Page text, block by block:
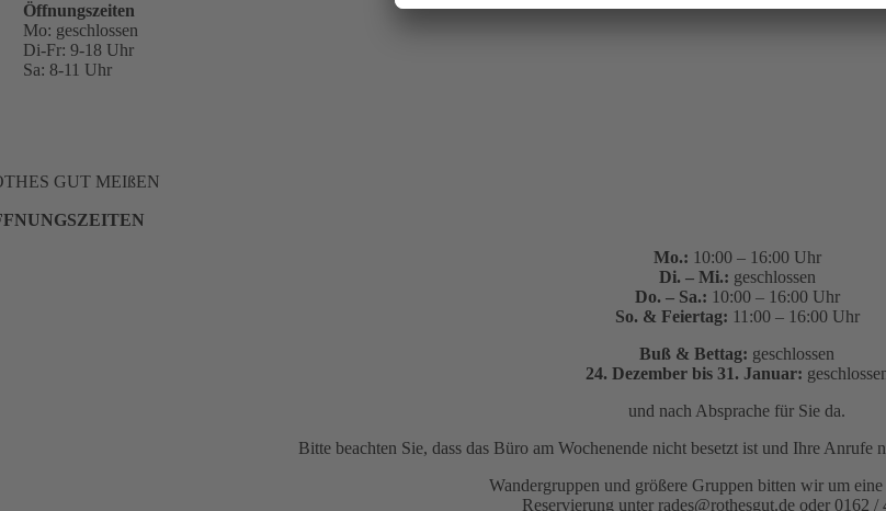
Öffnungszeiten
Mo: geschlossen
Di-Fr: 9-18 Uhr
Sa: 8-11 Uhr
GUT MEIßEN
Mo.: 10:00 – 16:00 Uhr
Di. – Mi.: geschlossen
Do. – Sa.: 10:00 – 16:00 Uhr
So. & Feiertag: 11:00 – 16:00 Uhr
Buß & Bettag: geschlossen
24. Dezember bis 31. Januar:
und nach Absprache für Sie da.
Bitte beachten Sie, dass das Büro am Wochenende nicht besetzt ist und Ihre Anrufe
Wandergruppen und größere Gruppen bitten wir um
Reservierung unter rades@rothesgut.de oder 0162 /